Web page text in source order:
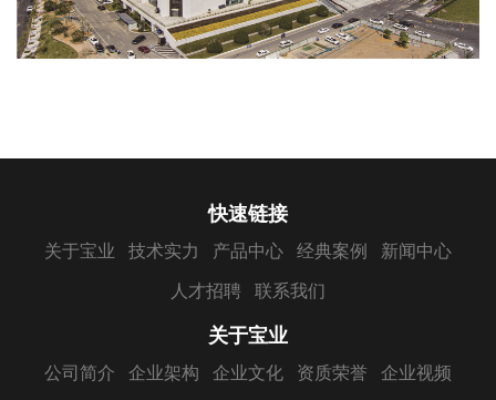
快速链接
关于宝业 技术实力 产品中心 经典案例 新闻中心
人才招聘 联系我们
关于宝业
公司简介 企业架构 企业文化 资质荣誉 企业视频